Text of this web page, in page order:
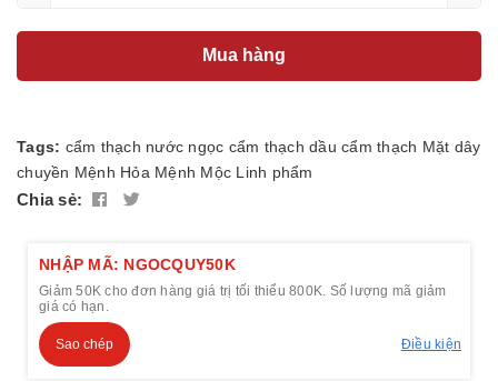
Mua hàng
Tags: cẩm thạch nước ngọc cẩm thạch dầu cẩm thạch Mặt dây
chuyền Mệnh Hỏa Mệnh Mộc Linh phẩm
Chia sẻ:
NHẬP MÃ: NGOCQUY50K
Giảm 50K cho đơn hàng giá trị tối thiểu 800K. Số lượng mã giảm
giá có hạn.
Sao chép Điều kiện